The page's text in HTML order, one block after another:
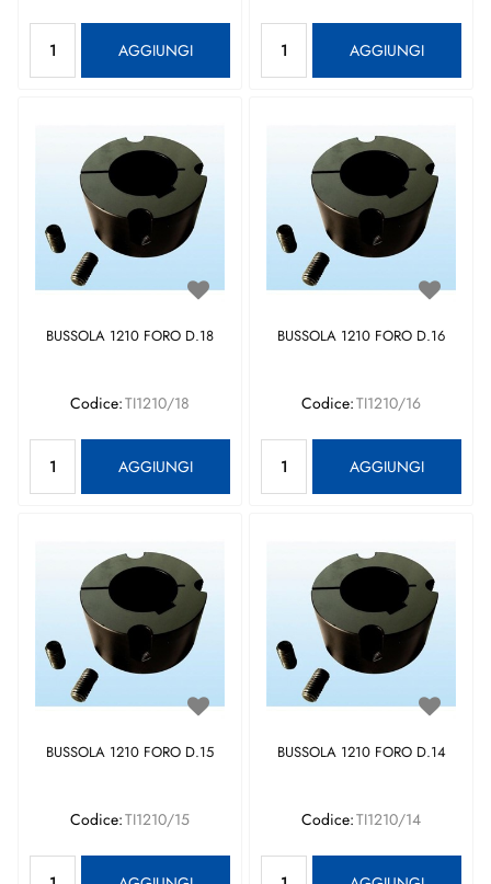
AGGIUNGI AGGIUNGI
BUSSOLA 1210 FORO D.18
Codice:TI1210/18
AGGIUNGI
BUSSOLA 1210 FORO D.16
Codice:TI1210/16
AGGIUNGI
BUSSOLA 1210 FORO D.15
Codice:TI1210/15
BUSSOLA 1210 FORO D.14
Codice:TI1210/14